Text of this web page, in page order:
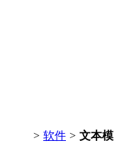
> 软件 > 文本模